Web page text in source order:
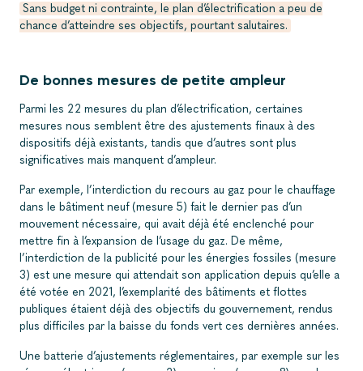
Sans budget ni contrainte, le plan d’électrification a peu de
chance d’atteindre ses objectifs, pourtant salutaires.
De bonnes mesures de petite ampleur
Parmi les 22 mesures du plan d’électrification, certaines
mesures nous semblent être des ajustements finaux à des
dispositifs déjà existants, tandis que d’autres sont plus
significatives mais manquent d’ampleur.
Par exemple, l’interdiction du recours au gaz pour le chauffage
dans le bâtiment neuf (mesure 5) fait le dernier pas d’un
mouvement nécessaire, qui avait déjà été enclenché pour
mettre fin à l’expansion de l’usage du gaz. De même,
l’interdiction de la publicité pour les énergies fossiles (mesure
3) est une mesure qui attendait son application depuis qu’elle a
été votée en 2021, l’exemplarité des bâtiments et flottes
publiques étaient déjà des objectifs du gouvernement, rendus
plus difficiles par la baisse du fonds vert ces dernières années.
Une batterie d’ajustements réglementaires, par exemple sur les